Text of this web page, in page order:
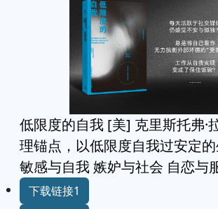
低限度的自我 [美] 克里斯托弗·
理锚点，以低限度自我过安定
敏感与自我 嫉妒与社会 自恋与
下载链接1